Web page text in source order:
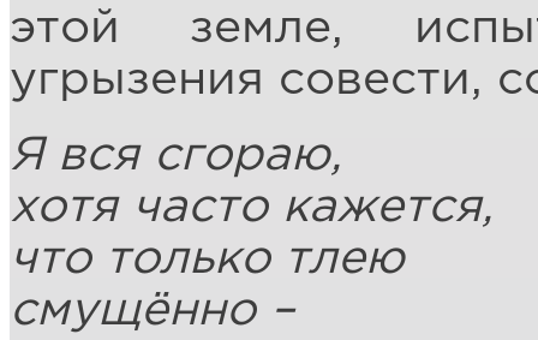
этой земле,
угрызения совести,
Я вся сгораю,
хотя часто кажется,
что только тлею
смущённо –